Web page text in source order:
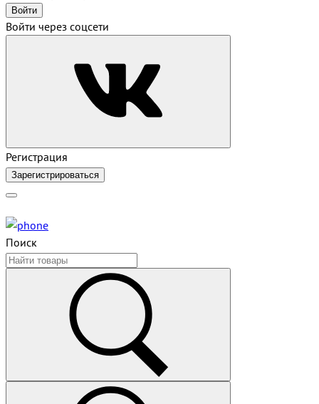
Войти
Войти через соцсети
Регистрация
Зарегистрироваться
Поиск